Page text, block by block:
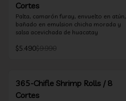
Cortes
Palta, camarón furay, envuelto en atún,
bañado en emulsion chicha morada y
salsa acevichada de huacatay
$5.490$9.990
365-Chifle Shrimp Rolls / 8
Cortes